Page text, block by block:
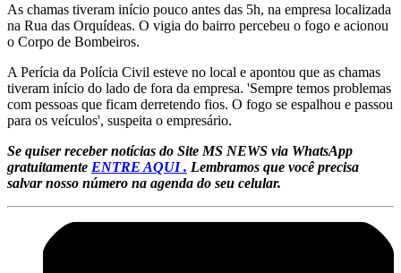
As chamas tiveram início pouco antes das 5h, na empresa localizada
na Rua das Orquídeas. O vigia do bairro percebeu o fogo e acionou
o Corpo de Bombeiros.
A Perícia da Polícia Civil esteve no local e apontou que as chamas
tiveram início do lado de fora da empresa. 'Sempre temos problemas
com pessoas que ficam derretendo fios. O fogo se espalhou e passou
para os veículos', suspeita o empresário.
Se quiser receber notícias do Site MS NEWS via WhatsApp
gratuitamente ENTRE AQUI . Lembramos que você precisa
salvar nosso número na agenda do seu celular.